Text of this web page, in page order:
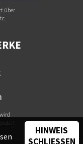
über
HINWEIS
SCHLIESSEN